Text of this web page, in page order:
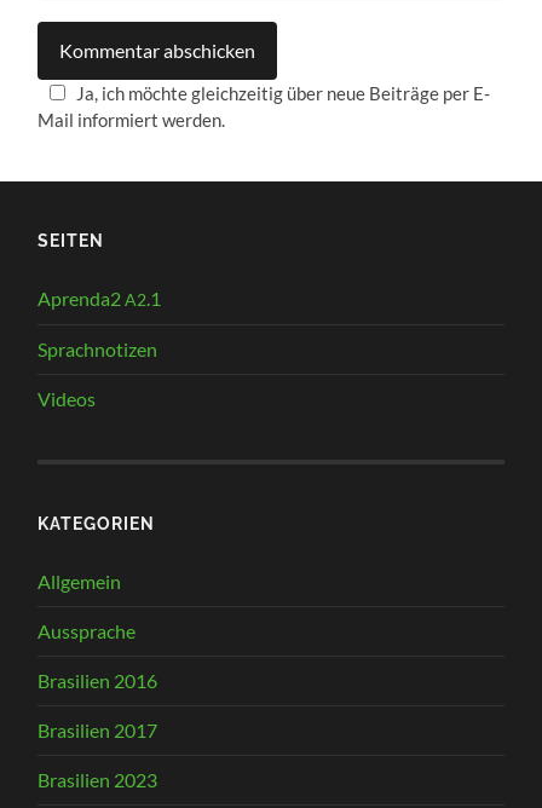
Ja, ich möchte gleichzeitig über neue Beiträge per E-
Mail informiert werden.
SEITEN
Aprenda2A2.1
Sprachnotizen
Videos
KATEGORIEN
Allgemein
Aussprache
Brasilien 2016
Brasilien 2017
Brasilien 2023